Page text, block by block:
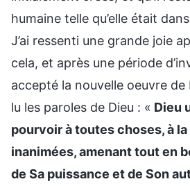
humaine telle qu’elle était
J’ai ressenti une grande joie
cela, et après une période
accepté la nouvelle oeuvre de
lu les paroles de Dieu : « Dieu
pourvoir à toutes choses, à
inanimées, amenant tout en
de Sa puissance et de Son